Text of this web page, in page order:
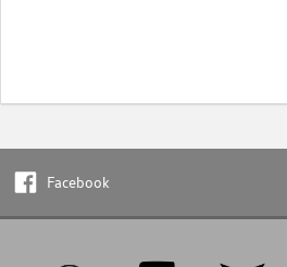
Facebook